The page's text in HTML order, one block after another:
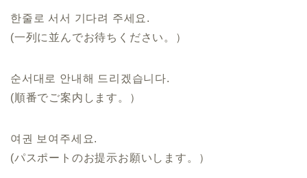
한줄로 서서 기다려 주세요.
(一列に並んでお待ちください。）
순서대로 안내해 드리겠습니다.
(順番でご案内します。）
여권 보여주세요.
(パスポートのお提示お願いします。）